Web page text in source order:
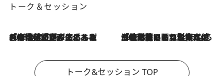
トーク＆セッション
2026.8.3
「今後値上げがあるとすれば…」「リスクがあるのは今年の冬」エネルギー専門家が語る、ホルムズ海峡封鎖が家庭にもたらす“ある心配” 2026.8.3
「住宅建てられない…」「サーチャージ料の高値が続いている」ホルムズ海峡封鎖による影響はいつまで続く？《エネルギー専門家に聞く“どうなる日本の暮らし”》
トーク&セッション TOP